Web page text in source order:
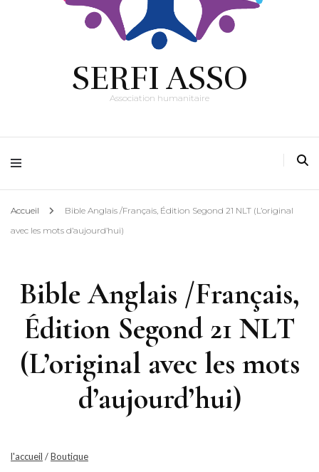
SERFI ASSO
Association humanitaire
Accueil
Bible Anglais /Français, Édition Segond 21 NLT (L’original
avec les mots d’aujourd’hui)
Bible Anglais /Français,
Édition Segond 21 NLT
(L’original avec les mots
d’aujourd’hui)
l'accueil /Boutique